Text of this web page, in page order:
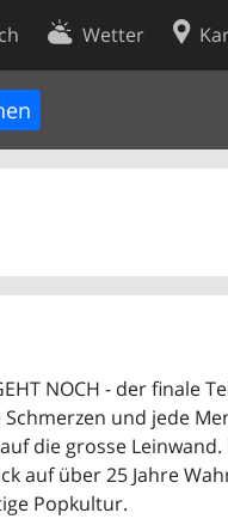
Wetter
GEHT NOCH - der finale
und jede
die grosse
auf über 25 Jahre
Popkultur.